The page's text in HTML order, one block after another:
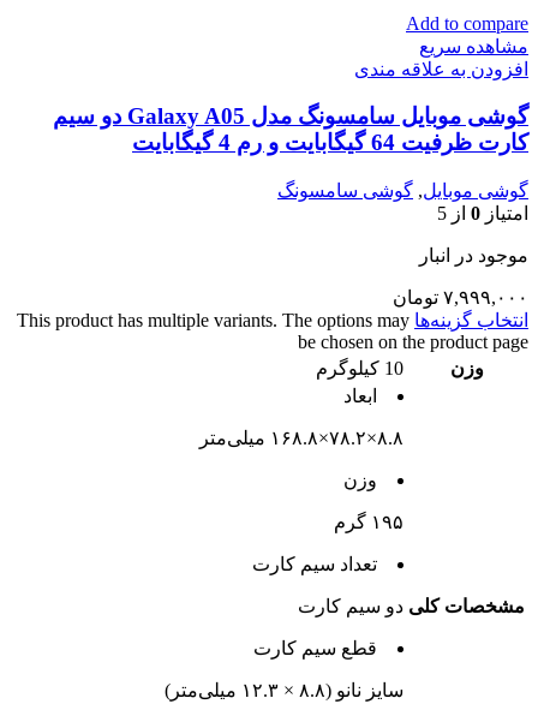
Add to compare
مشاهده سریع
افزودن به علاقه مندی
گوشی موبایل سامسونگ مدل Galaxy A05 دو سیم
کارت ظرفیت 64 گیگابایت و رم 4 گیگابایت
گوشی موبایل, گوشی سامسونگ
امتیاز 0 از 5
موجود در انبار
۷,۹۹۹,۰۰۰ تومان
انتخاب گزینه‌ها This product has multiple variants. The options may
be chosen on the product page
وزن
10 کیلوگرم
مشخصات کلی
ابعاد
۸.۸×۷۸.۲×۱۶۸.۸ میلی‌متر
وزن
۱۹۵ گرم
تعداد سيم کارت
دو سيم کارت
قطع سيم کارت
سایز نانو (۸.۸ × ۱۲.۳ میلی‌متر)